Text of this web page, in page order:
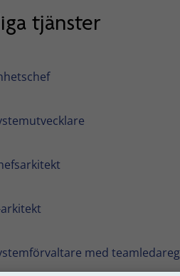
tjänster
med